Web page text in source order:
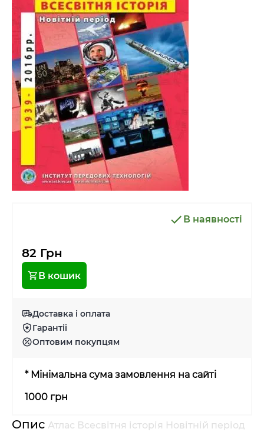
В наявності
82 Грн
В кошик
Доставка і оплата
Гарантії
Оптовим покупцям
* Мінімальна сума замовлення на сайті
1000 грн
Опис Атлас Всесвітня історія Новітній період